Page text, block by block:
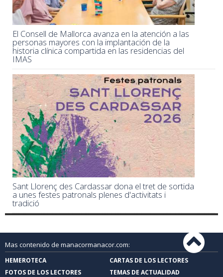
El Consell de Mallorca avanza en la atención a las
personas mayores con la implantación de la
historia clínica compartida en las residencias del
IMAS
Sant Llorenç des Cardassar dona el tret de sortida
a unes festes patronals plenes d'activitats i
tradició
Mas contenido de manacormanacor.com:
HEMEROTECA
CARTAS DE LOS LECTORES
FOTOS DE LOS LECTORES
TEMAS DE ACTUALIDAD